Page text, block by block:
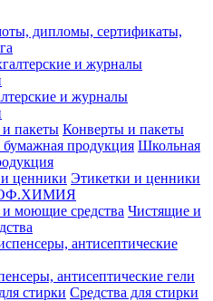
дипломы, сертификаты,
и журналы
Конверты и пакеты
Школьная
Этикетки и ценники
Чистящие и
антисептические гели
Средства для стирки